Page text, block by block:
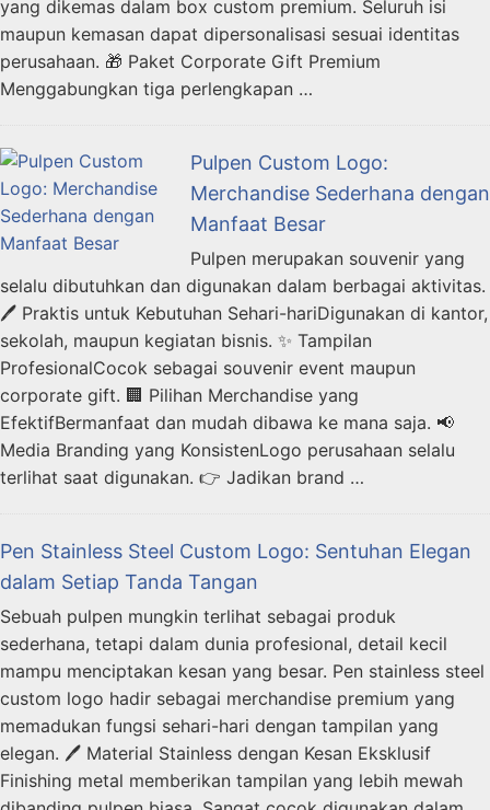
yang dikemas dalam box custom premium. Seluruh isi
maupun kemasan dapat dipersonalisasi sesuai identitas
perusahaan. 🎁 Paket Corporate Gift Premium
Menggabungkan tiga perlengkapan …
Pulpen Custom Logo:
Merchandise Sederhana dengan
Manfaat Besar
Pulpen merupakan souvenir yang
selalu dibutuhkan dan digunakan dalam berbagai aktivitas.
🖊️ Praktis untuk Kebutuhan Sehari-hariDigunakan di kantor,
sekolah, maupun kegiatan bisnis. ✨ Tampilan
ProfesionalCocok sebagai souvenir event maupun
corporate gift. 🏢 Pilihan Merchandise yang
EfektifBermanfaat dan mudah dibawa ke mana saja. 📢
Media Branding yang KonsistenLogo perusahaan selalu
terlihat saat digunakan. 👉 Jadikan brand …
Pen Stainless Steel Custom Logo: Sentuhan Elegan
dalam Setiap Tanda Tangan
Sebuah pulpen mungkin terlihat sebagai produk
sederhana, tetapi dalam dunia profesional, detail kecil
mampu menciptakan kesan yang besar. Pen stainless steel
custom logo hadir sebagai merchandise premium yang
memadukan fungsi sehari-hari dengan tampilan yang
elegan. 🖊️ Material Stainless dengan Kesan Eksklusif
Finishing metal memberikan tampilan yang lebih mewah